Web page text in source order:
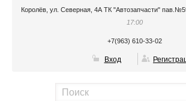
Королёв, ул. Северная, 4А ТК "Автозапчасти"
17:00
+7(963) 610-33-02
Вход